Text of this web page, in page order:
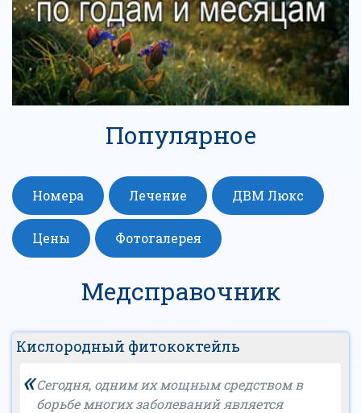
Популярное
Номера Лечение ДВМ Люкс
Цены Фотогалерея
Медсправочник
Кислородный фитококтейль
«Сегодня, одним их мощным средством в
борьбе многих заболеваний является